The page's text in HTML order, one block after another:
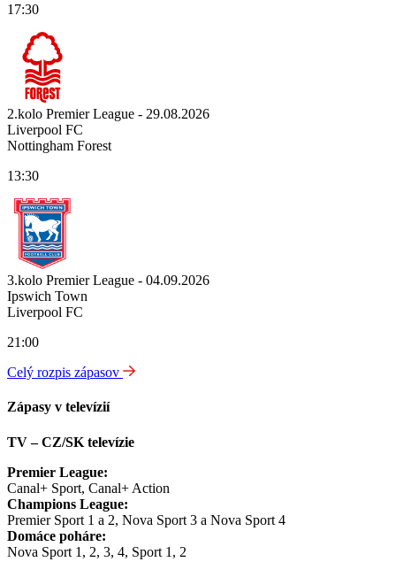
17:30
2.kolo Premier League - 29.08.2026
Liverpool FC
Nottingham Forest
13:30
3.kolo Premier League - 04.09.2026
Ipswich Town
Liverpool FC
21:00
Celý rozpis zápasov
Zápasy v televízií
TV – CZ/SK televízie
Premier League:
Canal+ Sport, Canal+ Action
Champions League:
Premier Sport 1 a 2, Nova Sport 3 a Nova Sport 4
Domáce poháre:
Nova Sport 1, 2, 3, 4, Sport 1, 2